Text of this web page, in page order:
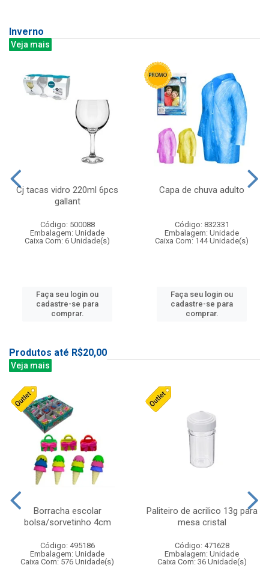
Inverno
Veja mais
Cj tacas vidro 220ml 6pcs
gallant
Código: 500088
Embalagem: Unidade
Caixa Com: 6 Unidade(s)
Faça seu login ou
cadastre-se para
comprar.
Capa de chuva adulto
Código: 832331
Embalagem: Unidade
Caixa Com: 144 Unidade(s)
Faça seu login ou
cadastre-se para
comprar.
Produtos até R$20,00
Veja mais
Borracha escolar
bolsa/sorvetinho 4cm
Código: 495186
Embalagem: Unidade
Caixa Com: 576 Unidade(s)
Paliteiro de acrilico 13g para
mesa cristal
Código: 471628
Embalagem: Unidade
Caixa Com: 36 Unidade(s)